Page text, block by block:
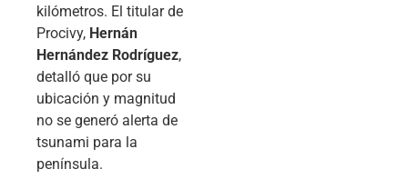
kilómetros. El titular de
Procivy, Hernán
Hernández Rodríguez,
detalló que por su
ubicación y magnitud
no se generó alerta de
tsunami para la
península.